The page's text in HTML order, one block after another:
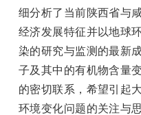
细分析了当前陕西省与
经济发展特征并以地球
染的研究与监测的最新
子及其中的有机物含量
的密切联系，希望引起
环境变化问题的关注与